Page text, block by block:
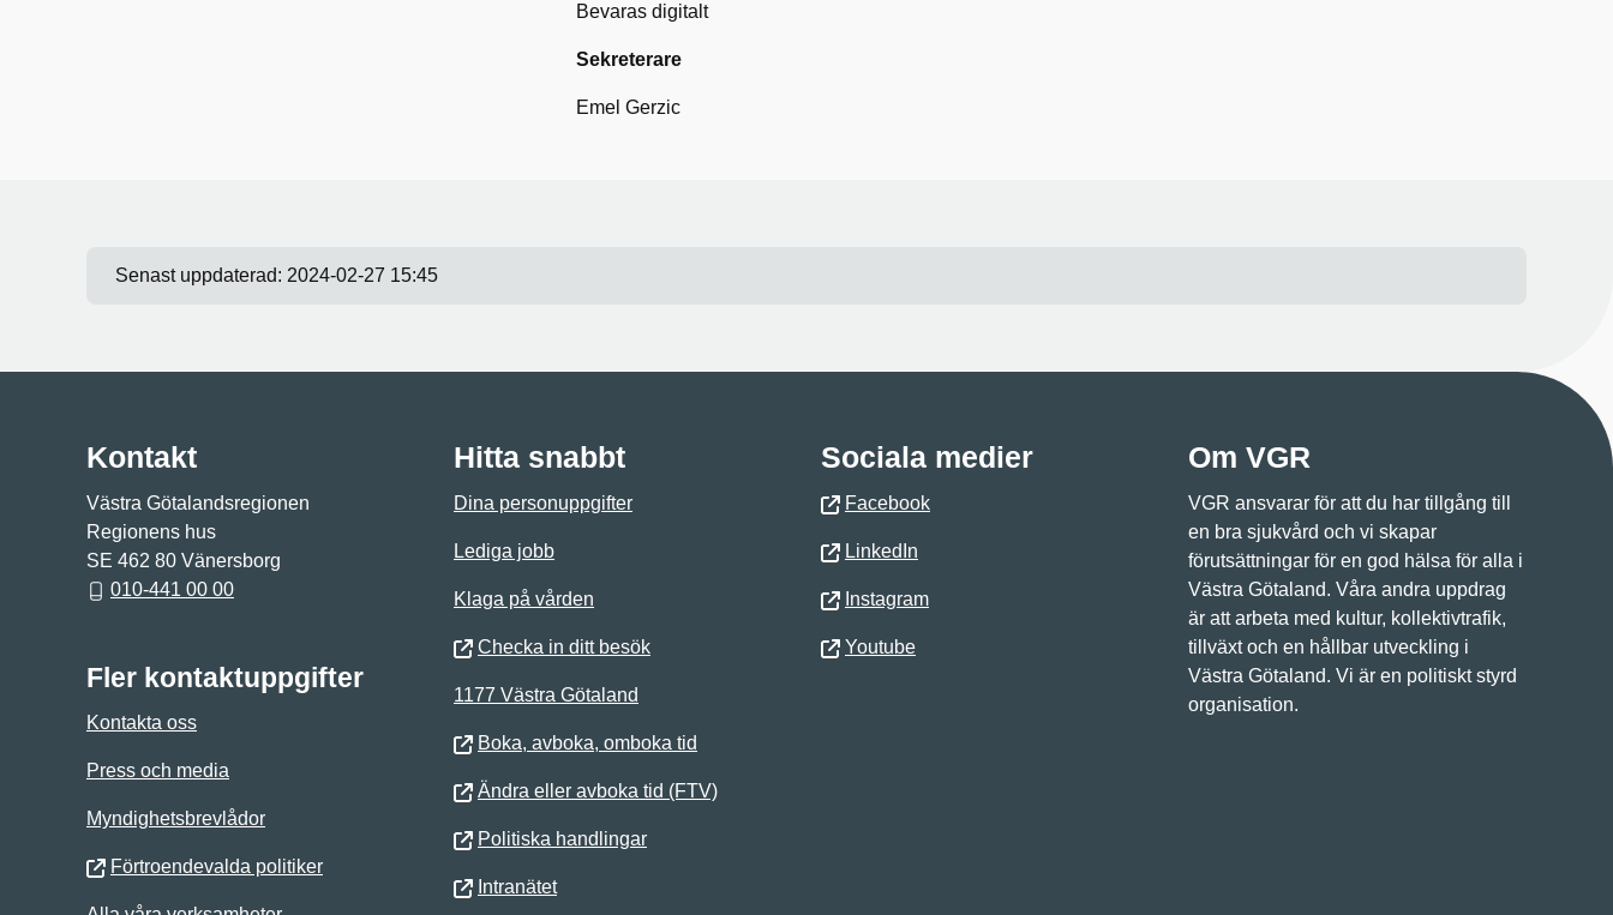
Bevaras digitalt
Sekreterare
Emel Gerzic
Senast uppdaterad: 2024-02-27 15:45
Kontakt
Västra Götalandsregionen
Regionens hus
SE 462 80 Vänersborg
010-441 00 00
Fler kontaktuppgifter
Kontakta oss
Press och media
Myndighetsbrevlådor
Förtroendevalda politiker
Hitta snabbt
Dina personuppgifter
Lediga jobb
Klaga på vården
Checka in ditt besök
1177 Västra Götaland
Boka, avboka, omboka tid
Ändra eller avboka tid (FTV)
Politiska handlingar
Intranätet
Sociala medier
Facebook
LinkedIn
Instagram
Youtube
Om VGR
VGR ansvarar för att du har tillgång till
en bra sjukvård och vi skapar
förutsättningar för en god hälsa för alla i
Västra Götaland. Våra andra uppdrag
är att arbeta med kultur, kollektivtrafik,
tillväxt och en hållbar utveckling i
Västra Götaland. Vi är en politiskt styrd
organisation.